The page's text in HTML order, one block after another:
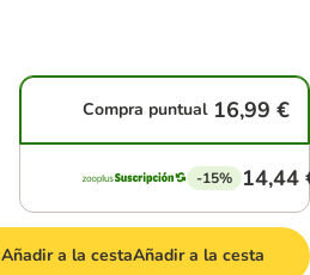
Compra puntual 16,99 €
-15% 14,44
Añadir a la cestaAñadir a la cesta